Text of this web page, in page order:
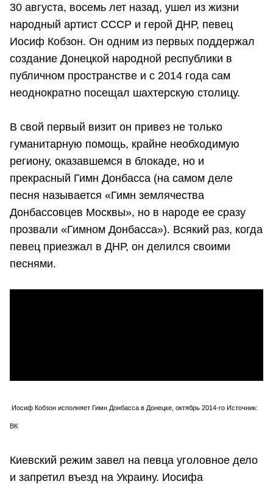
30 августа, восемь лет назад, ушел из жизни
народный артист СССР и герой ДНР, певец
Иосиф Кобзон. Он одним из первых поддержал
создание Донецкой народной республики в
публичном пространстве и с 2014 года сам
неоднократно посещал шахтерскую столицу.
В свой первый визит он привез не только
гуманитарную помощь, крайне необходимую
региону, оказавшемся в блокаде, но и
прекрасный Гимн Донбасса (на самом деле
песня называется «Гимн землячества
Донбассовцев Москвы», но в народе ее сразу
прозвали «Гимном Донбасса»). Всякий раз, когда
певец приезжал в ДНР, он делился своими
песнями.
Иосиф Кобзон исполняет Гимн Донбасса в Донецке, октябрь 2014-го Источник:
ВК
Киевский режим завел на певца уголовное дело
и запретил въезд на Украину. Иосифа